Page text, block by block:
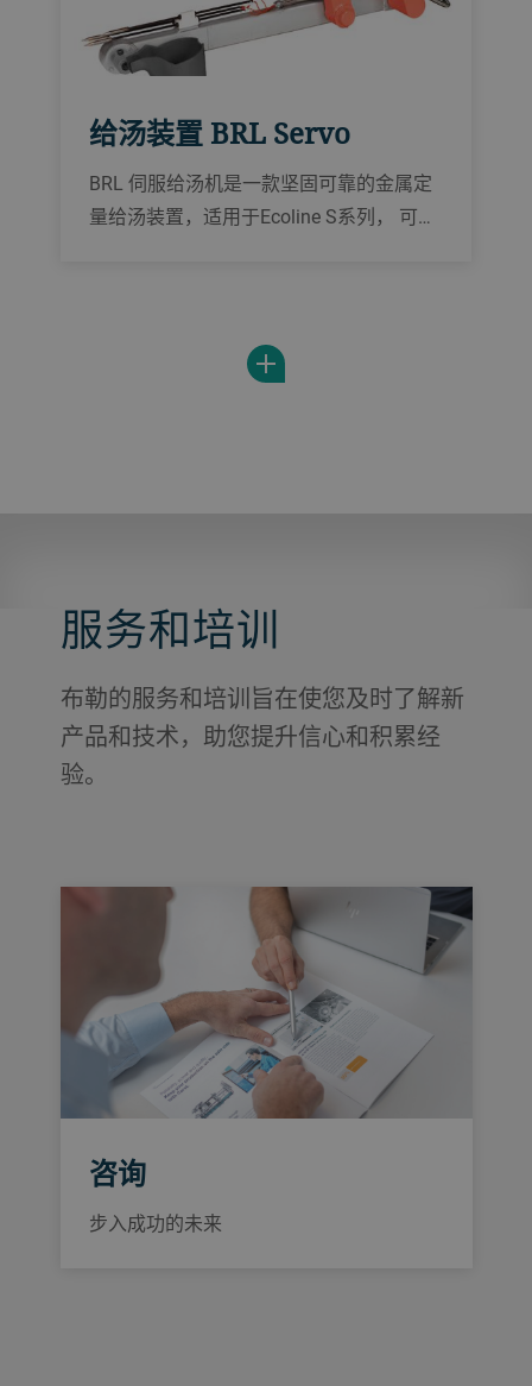
给汤装置 BRL Servo
BRL 伺服给汤机是一款坚固可靠的金属定
量给汤装置，适用于Ecoline S系列， 可实
服务和培训
布勒的服务和培训旨在使您及时了解新
产品和技术，助您提升信心和积累经
验。
咨询
步入成功的未来